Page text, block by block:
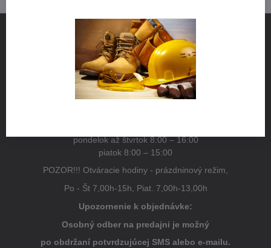
NÁJDETE NÁS
Pestovateľská 1
821 04 Bratislava
pondelok až štvrtok 8:00 – 16:00
piatok 8:00 – 15:00
POZOR!!! Otváracie hodiny - prázdninový režim,
Po - Št 7,00h-15h, Piat. 7,00h-13,00h
Upozornenie k objednávke:
Osobný odber na predajni je možný
po obdržaní potvrdzujúcej SMS alebo e-mailu.